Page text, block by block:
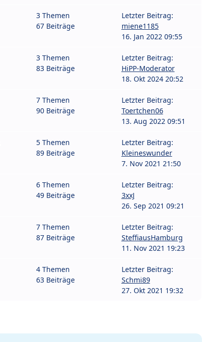
3 Themen
67 Beiträge
Letzter Beitrag:
miene1185
16. Jan 2022 09:55
3 Themen
83 Beiträge
Letzter Beitrag:
HiPP-Moderator
18. Okt 2024 20:52
7 Themen
90 Beiträge
Letzter Beitrag:
Toertchen06
13. Aug 2022 09:51
5 Themen
89 Beiträge
Letzter Beitrag:
Kleineswunder
7. Nov 2021 21:50
6 Themen
49 Beiträge
Letzter Beitrag:
3xxJ
26. Sep 2021 09:21
7 Themen
87 Beiträge
Letzter Beitrag:
SteffiausHamburg
11. Nov 2021 19:23
4 Themen
63 Beiträge
Letzter Beitrag:
Schmi89
27. Okt 2021 19:32